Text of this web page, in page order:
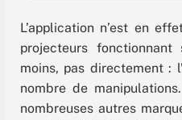
L’application n’est en
projecteurs
moins, pas directement :
nombre de
nombreuses autres